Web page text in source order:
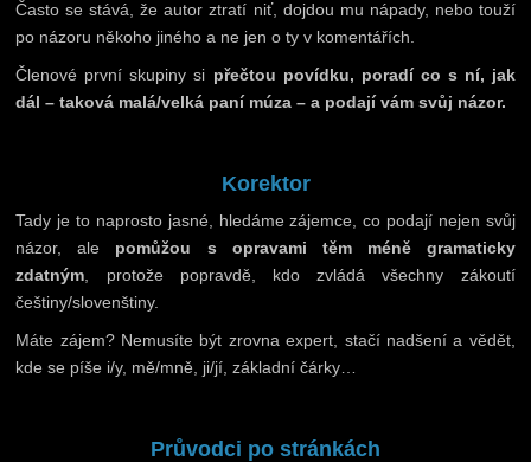
Často se stává, že autor ztratí niť, dojdou mu nápady, nebo touží
po názoru někoho jiného a ne jen o ty v komentářích.
Členové první skupiny si přečtou povídku, poradí co s ní, jak
dál – taková malá/velká paní múza – a podají vám svůj názor.
Korektor
Tady je to naprosto jasné, hledáme zájemce, co podají nejen svůj
názor, ale pomůžou s opravami těm méně gramaticky
zdatným , protože popravdě, kdo zvládá všechny zákoutí
češtiny/slovenštiny.
Máte zájem? Nemusíte být zrovna expert, stačí nadšení a vědět,
kde se píše i/y, mě/mně, ji/jí, základní čárky…
Průvodci po stránkách